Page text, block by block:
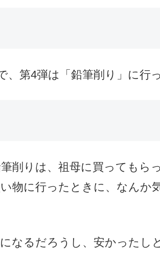
、第4弾は「鉛筆削り」に行
削りは、祖母に買ってもら
物に行ったときに、なんか
なるだろうし、安かったし